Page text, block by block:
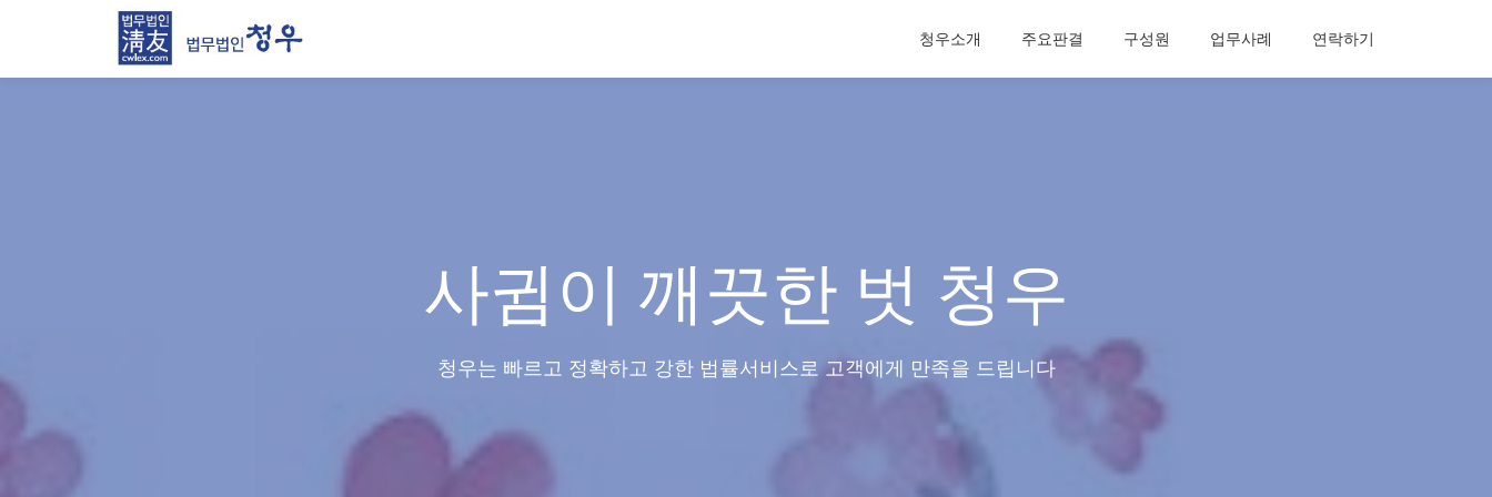
청우소개 주요판결 구성원 업무사례 연락하기
사귐이 깨끗한 벗 청우
청우는 빠르고 정확하고 강한 법률서비스로 고객에게 만족을 드립니다